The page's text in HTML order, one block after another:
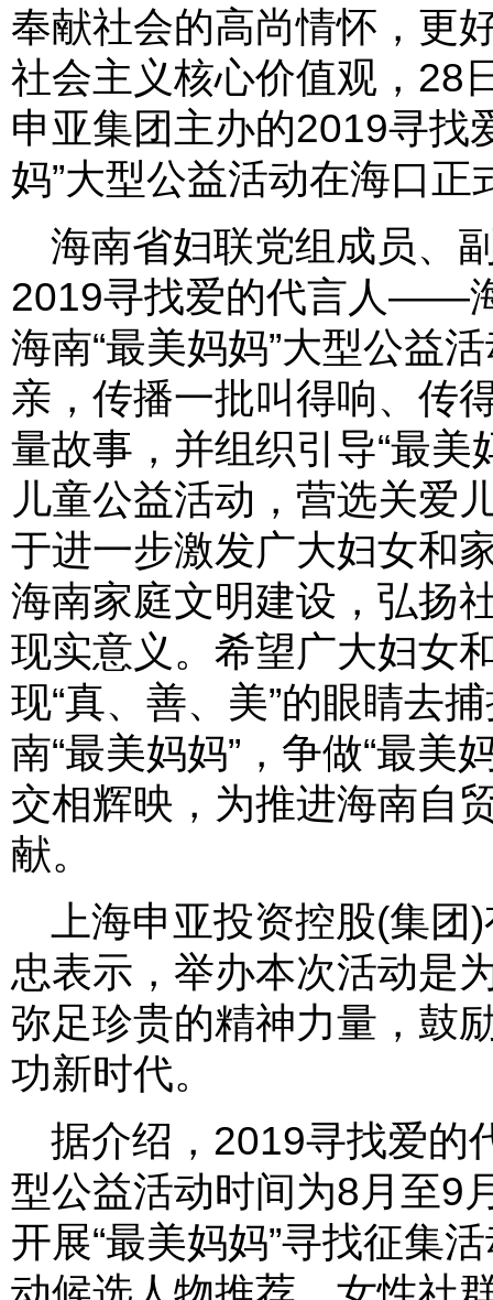
奉献社会的高尚情怀，更
社会主义核心价值观，28
申亚集团主办的2019寻
妈”大型公益活动在海口正
海南省妇联党组成员、
2019寻找爱的代言人——
海南“最美妈妈”大型公益
亲，传播一批叫得响、传
量故事，并组织引导“最美
儿童公益活动，营选关爱
于进一步激发广大妇女和
海南家庭文明建设，弘扬
现实意义。希望广大妇女
现“真、善、美”的眼睛去
南“最美妈妈”，争做“最美
交相辉映，为推进海南自
献。
上海申亚投资控股(集
忠表示，举办本次活动是
弥足珍贵的精神力量，鼓
功新时代。
据介绍，2019寻找爱
型公益活动时间为8月至9
开展“最美妈妈”寻找征集